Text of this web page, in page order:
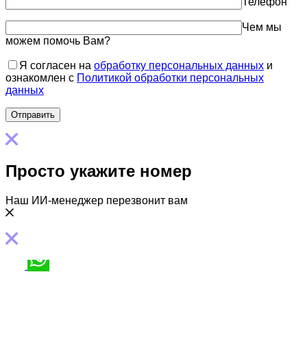
Чем мы
можем помочь Вам?
Я согласен на обработку персональных данных и
ознакомлен с Политикой обработки персональных
данных
Просто укажите номер
Наш ИИ-менеджер перезвонит вам